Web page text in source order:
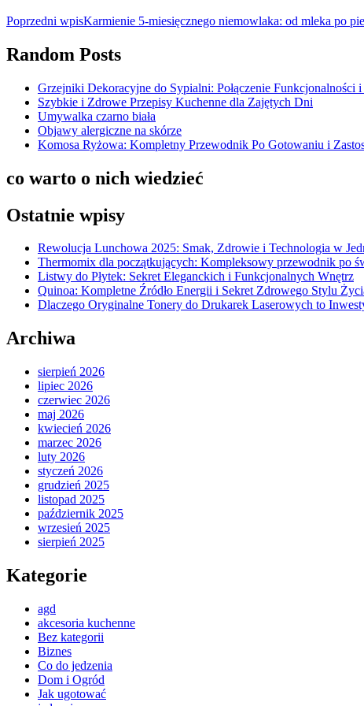
Poprzedni wpisKarmienie 5-miesięcznego niemowlaka: od mleka po
Random Posts
Grzejniki Dekoracyjne do Sypialni: Połączenie Funkcjonalności
Szybkie i Zdrowe Przepisy Kuchenne dla Zajętych Dni
Umywalka czarno biała
Objawy alergiczne na skórze
Komosa Ryżowa: Kompletny Przewodnik Po Gotowaniu i
co warto o nich wiedzieć
Ostatnie wpisy
Rewolucja Lunchowa 2025: Smak, Zdrowie i Technologia w
Thermomix dla początkujących: Kompleksowy przewodnik po
Listwy do Płytek: Sekret Eleganckich i Funkcjonalnych Wnętrz
Quinoa: Kompletne Źródło Energii i Sekret Zdrowego Stylu
Dlaczego Oryginalne Tonery do Drukarek Laserowych to
Archiwa
sierpień 2026
lipiec 2026
czerwiec 2026
maj 2026
kwiecień 2026
marzec 2026
luty 2026
styczeń 2026
grudzień 2025
listopad 2025
październik 2025
wrzesień 2025
sierpień 2025
Kategorie
agd
akcesoria kuchenne
Bez kategorii
Biznes
Co do jedzenia
Dom i Ogród
Jak ugotować